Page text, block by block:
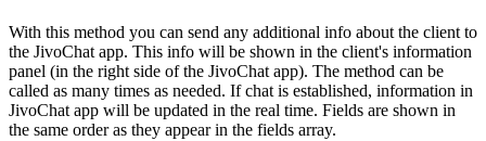
With this method you can send any additional info about the client to
the JivoChat app. This info will be shown in the client's information
panel (in the right side of the JivoChat app). The method can be
called as many times as needed. If chat is established, information in
JivoChat app will be updated in the real time. Fields are shown in
the same order as they appear in the fields array.